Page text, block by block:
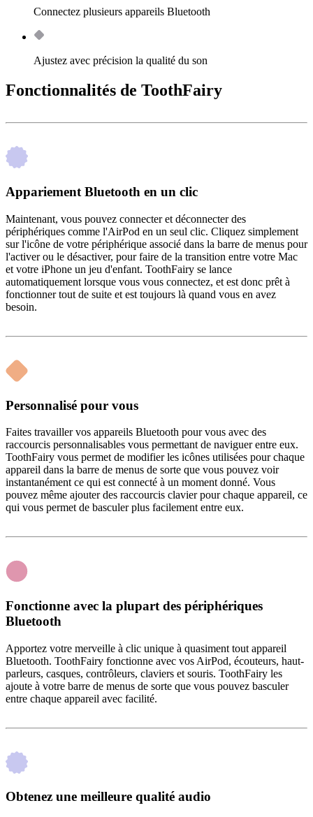
Connectez plusieurs appareils Bluetooth
Ajustez avec précision la qualité du son
Fonctionnalités de ToothFairy
Appariement Bluetooth en un clic
Maintenant, vous pouvez connecter et déconnecter des
périphériques comme l'AirPod en un seul clic. Cliquez simplement
sur l'icône de votre périphérique associé dans la barre de menus pour
l'activer ou le désactiver, pour faire de la transition entre votre Mac
et votre iPhone un jeu d'enfant. ToothFairy se lance
automatiquement lorsque vous vous connectez, et est donc prêt à
fonctionner tout de suite et est toujours là quand vous en avez
besoin.
Personnalisé pour vous
Faites travailler vos appareils Bluetooth pour vous avec des
raccourcis personnalisables vous permettant de naviguer entre eux.
ToothFairy vous permet de modifier les icônes utilisées pour chaque
appareil dans la barre de menus de sorte que vous pouvez voir
instantanément ce qui est connecté à un moment donné. Vous
pouvez même ajouter des raccourcis clavier pour chaque appareil, ce
qui vous permet de basculer plus facilement entre eux.
Fonctionne avec la plupart des périphériques
Bluetooth
Apportez votre merveille à clic unique à quasiment tout appareil
Bluetooth. ToothFairy fonctionne avec vos AirPod, écouteurs, haut-
parleurs, casques, contrôleurs, claviers et souris. ToothFairy les
ajoute à votre barre de menus de sorte que vous pouvez basculer
entre chaque appareil avec facilité.
Obtenez une meilleure qualité audio